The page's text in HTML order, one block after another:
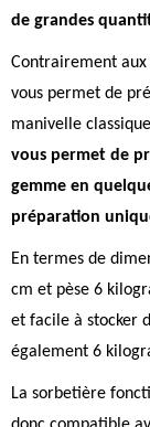
de grandes
Contrairement
vous permet de
manivelle
vous permet de
gemme en
préparation
En termes de
cm et pèse 6
et facile à stocker
également 6
La sorbetière